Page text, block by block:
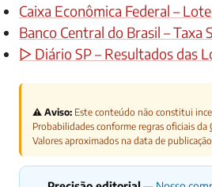
Caixa Econômica Federal –
Banco Central do Brasil – Taxa
▷ Diário SP – Resultados das
⚠️ Aviso: Este conteúdo não constitui
Probabilidades conforme regras oficiais da
Valores aproximados na data de